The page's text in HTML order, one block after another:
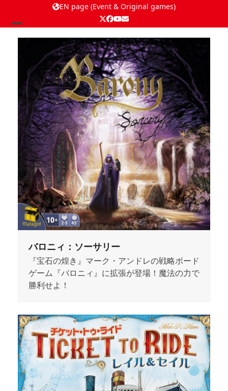
EN page (Event & Original games)
Twitter
Facebook
YouTube
Email
Open
mobile
menu
Close
mobile
menu
バロニィ：ソーサリー
『宝石の煌き』マーク・アンドレの戦略ボード
ゲーム『バロニィ』に拡張が登場！魔法の力で
勝利せよ！